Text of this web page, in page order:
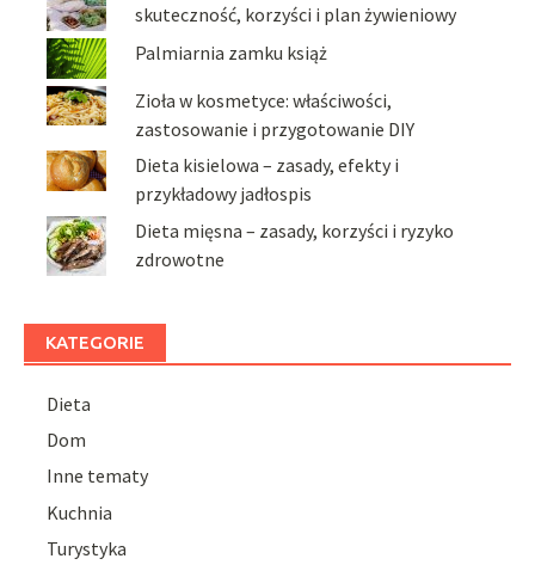
skuteczność, korzyści i plan żywieniowy
Palmiarnia zamku książ
Zioła w kosmetyce: właściwości,
zastosowanie i przygotowanie DIY
Dieta kisielowa – zasady, efekty i
przykładowy jadłospis
Dieta mięsna – zasady, korzyści i ryzyko
zdrowotne
KATEGORIE
Dieta
Dom
Inne tematy
Kuchnia
Turystyka